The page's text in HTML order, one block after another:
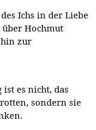
Ichs in der Liebe
Hochmut
zur
es nicht, das
sondern sie